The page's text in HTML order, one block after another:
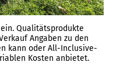
Qualitätsprodukte
Angaben zu den
kann oder All-Inclusive-
Kosten anbietet.